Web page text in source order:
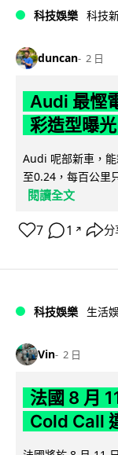
科技娛樂 科技
duncan 2 日
Audi 最慳
彩造型曝
Audi 呢部新車，
至0.24，每百公里
閱讀全文
7 1 ↗ 分
科技娛樂 生活
Vin 2 日
法國 8 月
Cold Call